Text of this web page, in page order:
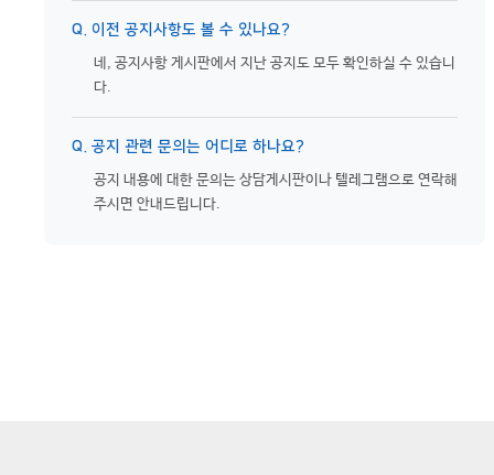
Q. 이전 공지사항도 볼 수 있나요?
네, 공지사항 게시판에서 지난 공지도 모두 확인하실 수 있습니
다.
Q. 공지 관련 문의는 어디로 하나요?
공지 내용에 대한 문의는 상담게시판이나 텔레그램으로 연락해
주시면 안내드립니다.